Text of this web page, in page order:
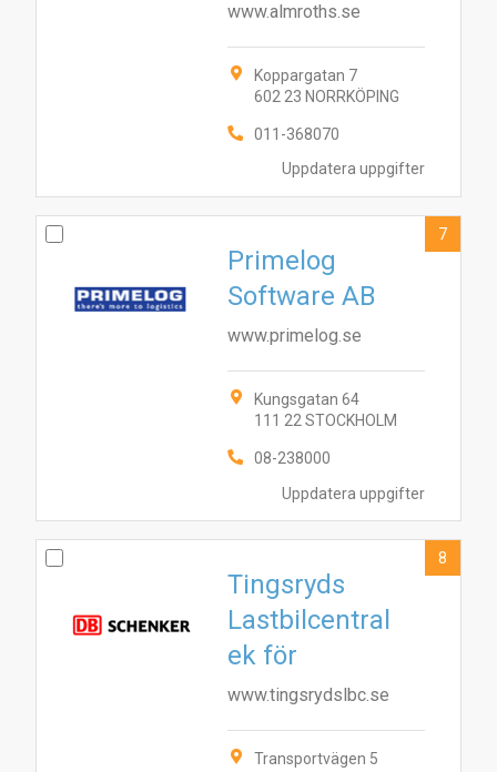
Uppdatera uppgifter
www.almroths.se
Koppargatan 7
602 23 NORRKÖPING
011-368070
Uppdatera uppgifter
Primelog
Software AB
www.primelog.se
Kungsgatan 64
111 22 STOCKHOLM
08-238000
7
Tingsryds
Lastbilcentral
ek för
www.tingsrydslbc.se
Transportvägen 5
8